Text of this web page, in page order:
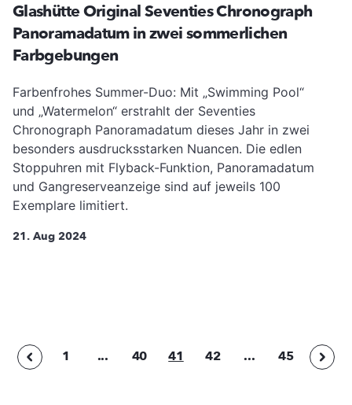
Glashütte Original Seventies Chronograph
Panoramadatum in zwei sommerlichen
Farbgebungen
Farbenfrohes Summer-Duo: Mit „Swimming Pool“
und „Watermelon“ erstrahlt der Seventies
Chronograph Panoramadatum dieses Jahr in zwei
besonders ausdrucksstarken Nuancen. Die edlen
Stoppuhren mit Flyback-Funktion, Panoramadatum
und Gangreserveanzeige sind auf jeweils 100
Exemplare limitiert.
21. Aug 2024
1 ... 40 41 42 ... 45